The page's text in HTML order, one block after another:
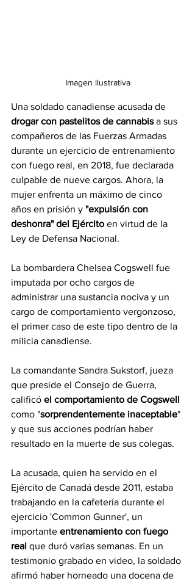
Imagen ilustrativa
Una soldado canadiense acusada de
drogar con pastelitos de cannabis a sus
compañeros de las Fuerzas Armadas
durante un ejercicio de entrenamiento
con fuego real, en 2018, fue declarada
culpable de nueve cargos. Ahora, la
mujer enfrenta un máximo de cinco
años en prisión y "expulsión con
deshonra" del Ejército en virtud de la
Ley de Defensa Nacional.
La bombardera Chelsea Cogswell fue
imputada por ocho cargos de
administrar una sustancia nociva y un
cargo de comportamiento vergonzoso,
el primer caso de este tipo dentro de la
milicia canadiense.
La comandante Sandra Sukstorf, jueza
que preside el Consejo de Guerra,
calificó el comportamiento de Cogswell
como "sorprendentemente inaceptable"
y que sus acciones podrían haber
resultado en la muerte de sus colegas.
La acusada, quien ha servido en el
Ejército de Canadá desde 2011, estaba
trabajando en la cafetería durante el
ejercicio 'Common Gunner', un
importante entrenamiento con fuego
real que duró varias semanas. En un
testimonio grabado en video, la soldado
afirmó haber horneado una docena de